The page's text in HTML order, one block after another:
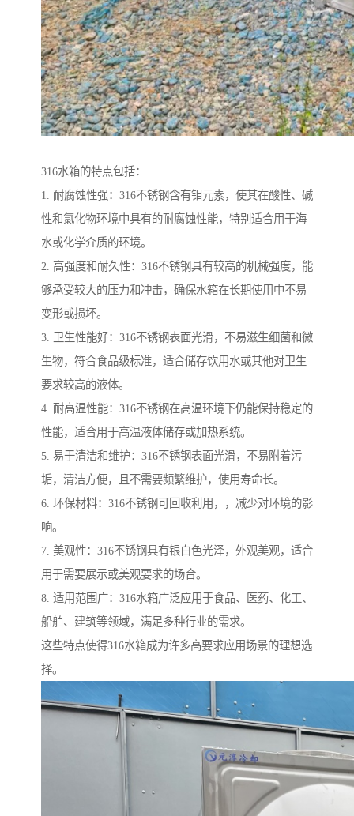
316水箱的特点包括：
1. 耐腐蚀性强：316不锈钢含有钼元素，使其在酸性、碱
性和氯化物环境中具有的耐腐蚀性能，特别适合用于海
水或化学介质的环境。
2. 高强度和耐久性：316不锈钢具有较高的机械强度，能
够承受较大的压力和冲击，确保水箱在长期使用中不易
变形或损坏。
3. 卫生性能好：316不锈钢表面光滑，不易滋生细菌和微
生物，符合食品级标准，适合储存饮用水或其他对卫生
要求较高的液体。
4. 耐高温性能：316不锈钢在高温环境下仍能保持稳定的
性能，适合用于高温液体储存或加热系统。
5. 易于清洁和维护：316不锈钢表面光滑，不易附着污
垢，清洁方便，且不需要频繁维护，使用寿命长。
6. 环保材料：316不锈钢可回收利用，，减少对环境的影
响。
7. 美观性：316不锈钢具有银白色光泽，外观美观，适合
用于需要展示或美观要求的场合。
8. 适用范围广：316水箱广泛应用于食品、医药、化工、
船舶、建筑等领域，满足多种行业的需求。
这些特点使得316水箱成为许多高要求应用场景的理想选
择。